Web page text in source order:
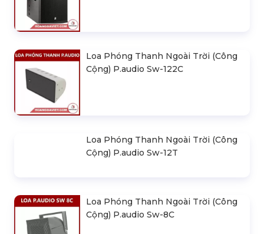
Loa Phóng Thanh Ngoài Trời (Công
Cộng) P.audio Sw-122C
Loa Phóng Thanh Ngoài Trời (Công
Cộng) P.audio Sw-12T
Loa Phóng Thanh Ngoài Trời (Công
Cộng) P.audio Sw-8C